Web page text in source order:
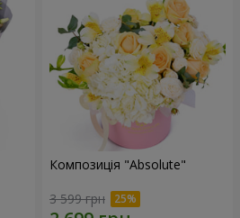
Композиція "Absolute"
3 599 грн